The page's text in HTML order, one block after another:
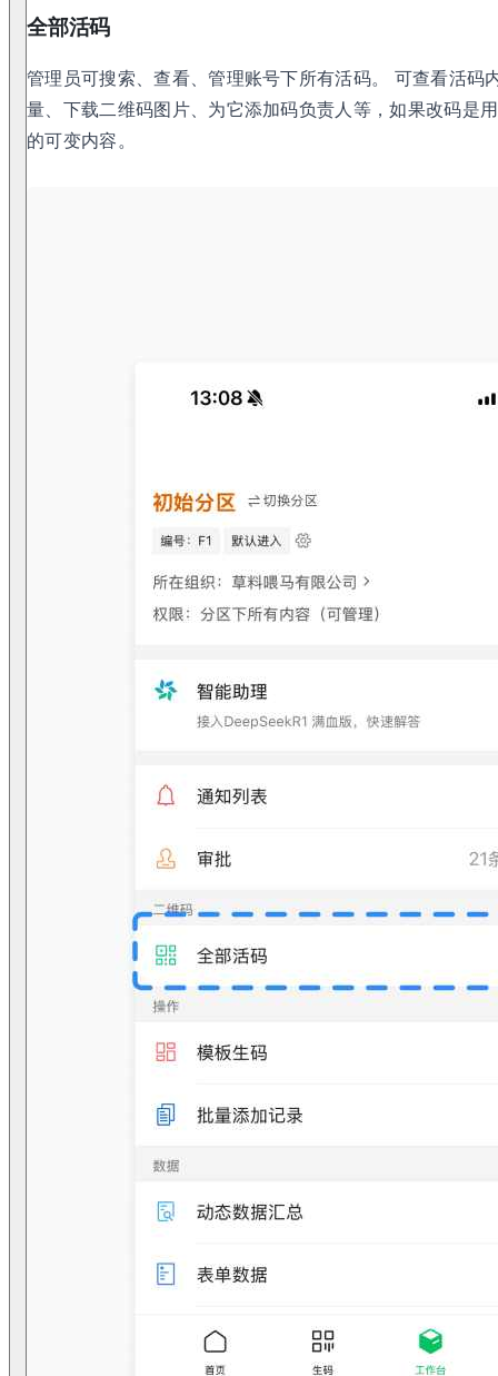
全部活码
管理员可搜索、查看、管理账号下所有活码。 可查看活码
量、下载二维码图片、为它添加码负责人等，如果改码是
的可变内容。